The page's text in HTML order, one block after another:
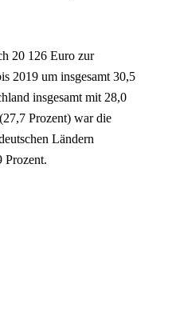
20 126 Euro zur
2019 um insgesamt 30,5
insgesamt mit 28,0
Prozent) war die
Ländern
Prozent.